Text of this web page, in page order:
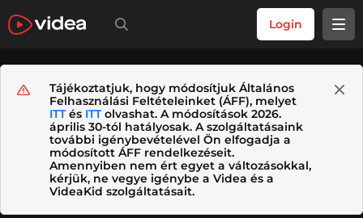
Login
Tájékoztatjuk, hogy módosítjuk Általános
Felhasználási Feltételeinket (ÁFF), melyet
ITTés ITTolvashat. A módosítások 2026.
április 30-tól hatályosak. A szolgáltatásaink
további igénybevételével Ön elfogadja a
módosított ÁFF rendelkezéseit.
Amennyiben nem ért egyet a változásokkal,
kérjük, ne vegye igénybe a Videa és a
VideaKid szolgáltatásait.